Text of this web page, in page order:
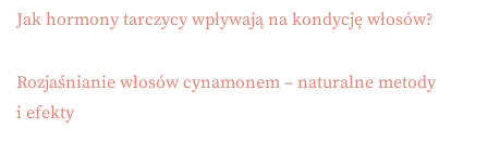
Jak hormony tarczycy wpływają na kondycję włosów?
Rozjaśnianie włosów cynamonem – naturalne metody
i efekty